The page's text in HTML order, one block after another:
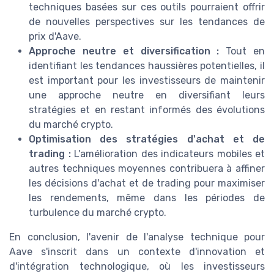
techniques basées sur ces outils pourraient offrir
de nouvelles perspectives sur les tendances de
prix d'Aave.
Approche neutre et diversification : Tout en
identifiant les tendances haussières potentielles, il
est important pour les investisseurs de maintenir
une approche neutre en diversifiant leurs
stratégies et en restant informés des évolutions
du marché crypto.
Optimisation des stratégies d'achat et de
trading :L'amélioration des indicateurs mobiles et
autres techniques moyennes contribuera à affiner
les décisions d'achat et de trading pour maximiser
les rendements, même dans les périodes de
turbulence du marché crypto.
En conclusion, l'avenir de l'analyse technique pour
Aave s'inscrit dans un contexte d'innovation et
d'intégration technologique, où les investisseurs